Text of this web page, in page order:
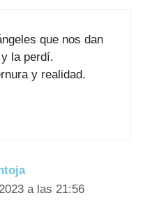
que nos dan
la perdí.
y realidad.
a las 21:56